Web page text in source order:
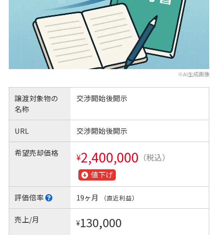
※AI生成画像
譲渡対象物の
名称
交渉開始後開示
URL 交渉開始後開示
希望売却価格 ¥2,400,000 （税込）
値下げ
評価倍率 19ヶ月 （直近利益）
売上/月 ¥130,000